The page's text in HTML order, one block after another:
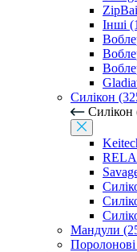
Інші
Силікон
Силікон
Мандули